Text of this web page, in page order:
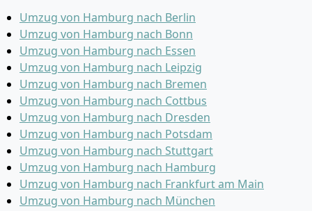
Umzug von Hamburg nach Berlin
Umzug von Hamburg nach Bonn
Umzug von Hamburg nach Essen
Umzug von Hamburg nach Leipzig
Umzug von Hamburg nach Bremen
Umzug von Hamburg nach Cottbus
Umzug von Hamburg nach Dresden
Umzug von Hamburg nach Potsdam
Umzug von Hamburg nach Stuttgart
Umzug von Hamburg nach Hamburg
Umzug von Hamburg nach Frankfurt am Main
Umzug von Hamburg nach München